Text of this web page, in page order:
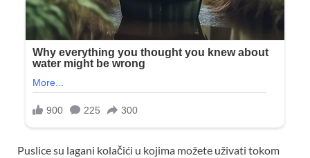
Puslice su lagani kolačići u kojima možete uživati tokom